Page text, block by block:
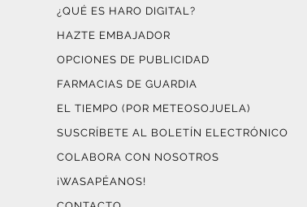
¿QUÉ ES HARO DIGITAL?
HAZTE EMBAJADOR
OPCIONES DE PUBLICIDAD
FARMACIAS DE GUARDIA
EL TIEMPO (POR METEOSOJUELA)
SUSCRÍBETE AL BOLETÍN ELECTRÓNICO
COLABORA CON NOSOTROS
¡WASAPÉANOS!